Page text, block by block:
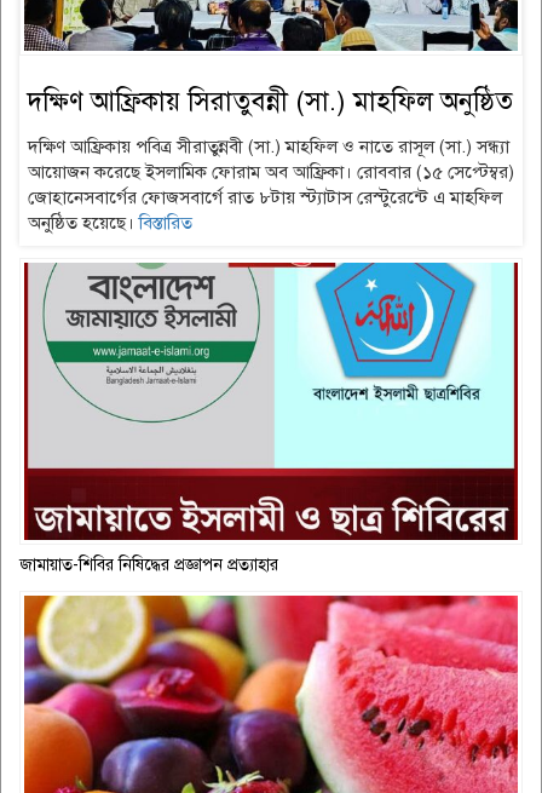
দক্ষিণ আফ্রিকায় সিরাতুবন্নী (সা.) মাহফিল অনুষ্ঠিত
দক্ষিণ আফ্রিকায় পবিত্র সীরাতুন্নবী (সা.) মাহফিল ও নাতে রাসূল (সা.) সন্ধ্যা
আয়োজন করেছে ইসলামিক ফোরাম অব আফ্রিকা। রোববার (১৫ সেপ্টেম্বর)
জোহানেসবার্গের ফোজসবার্গে রাত ৮টায় স্ট্যাটাস রেস্টুরেন্টে এ মাহফিল
অনুষ্ঠিত হয়েছে।বিস্তারিত
জামায়াত-শিবির নিষিদ্ধের প্রজ্ঞাপন প্রত্যাহার